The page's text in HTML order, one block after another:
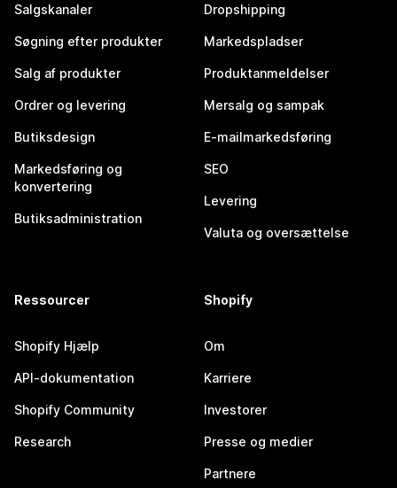
Salgskanaler
Søgning efter produkter
Salg af produkter
Ordrer og levering
Butiksdesign
Markedsføring og
konvertering
Butiksadministration
Dropshipping
Markedspladser
Produktanmeldelser
Mersalg og sampak
E-mailmarkedsføring
SEO
Levering
Valuta og oversættelse
Ressourcer
Shopify Hjælp
API-dokumentation
Shopify Community
Research
Shopify
Om
Karriere
Investorer
Presse og medier
Partnere